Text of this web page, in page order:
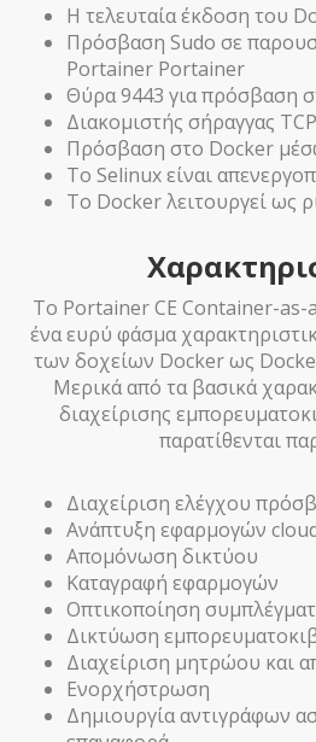
Η τελευταία έκδοση του
Πρόσβαση Sudo σε
Portainer Portainer
Θύρα 9443 για πρόσβαση
Διακομιστής σήραγγας
Πρόσβαση στο Docker
Το Selinux είναι
Το Docker λειτουργεί ως
Το Portainer CE Container-as-
ένα ευρύ φάσμα
των δοχείων Docker ως
Μερικά από τα βασικά
διαχείρισης
παρατίθενται
Διαχείριση ελέγχου
Ανάπτυξη εφαρμογών
Απομόνωση δικτύου
Καταγραφή εφαρμογών
Οπτικοποίηση
Δικτύωση
Διαχείριση μητρώου και
Ενορχήστρωση
Δημιουργία αντιγράφων